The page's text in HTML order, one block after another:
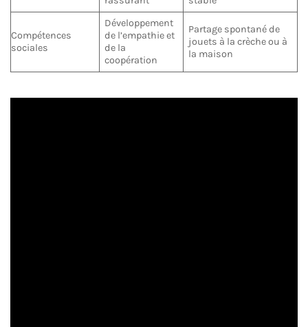
Compétences
sociales
Développement
de l’empathie et
de la
coopération
Partage spontané de
jouets à la crèche ou à
la maison